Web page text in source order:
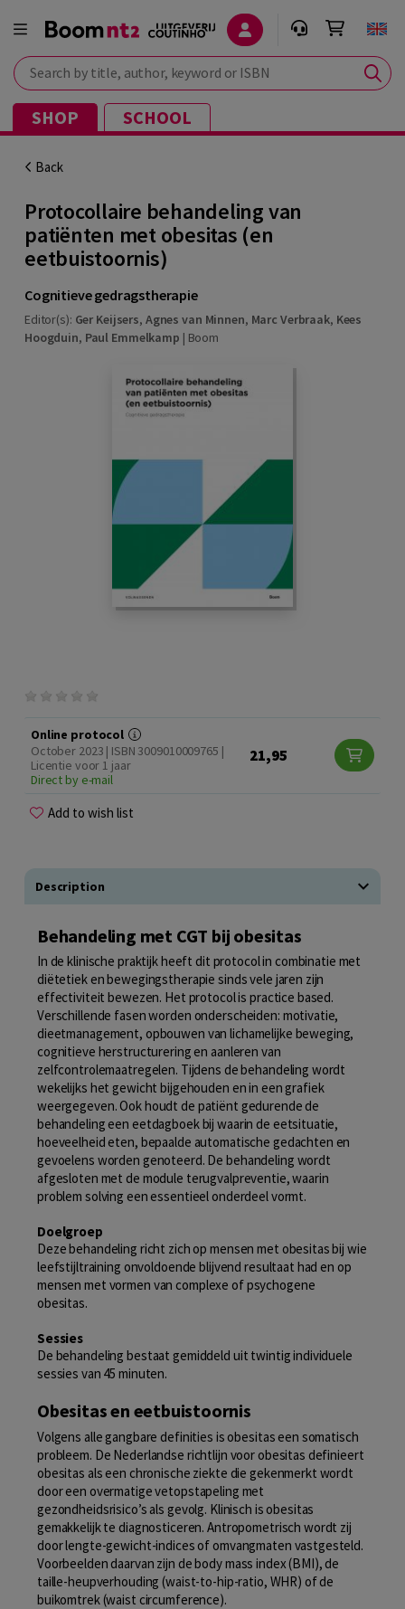
Search by title, author, keyword or ISBN
SHOP SCHOOL
Back
Protocollaire behandeling van
patiënten met obesitas (en
eetbuistoornis)
Cognitieve gedragstherapie
Editor(s): Ger Keijsers, Agnes van Minnen, Marc Verbraak, Kees
Hoogduin, Paul Emmelkamp | Boom
Online protocol
October 2023 | ISBN 3009010009765 |
Licentie voor 1 jaar
Direct by e-mail
21,95
Add to wish list
Description
Behandeling met CGT bij obesitas
In de klinische praktijk heeft dit protocol in combinatie met
diëtetiek en bewegingstherapie sinds vele jaren zijn
effectiviteit bewezen. Het protocol is practice based.
Verschillende fasen worden onderscheiden: motivatie,
dieetmanagement, opbouwen van lichamelijke beweging,
cognitieve herstructurering en aanleren van
zelfcontrolemaatregelen. Tijdens de behandeling wordt
wekelijks het gewicht bijgehouden en in een grafiek
weergegeven. Ook houdt de patiënt gedurende de
behandeling een eetdagboek bij waarin de eetsituatie,
hoeveelheid eten, bepaalde automatische gedachten en
gevoelens worden genoteerd. De behandeling wordt
afgesloten met de module terugvalpreventie, waarin
problem solving een essentieel onderdeel vormt.
Doelgroep
Deze behandeling richt zich op mensen met obesitas bij wie
leefstijltraining onvoldoende blijvend resultaat had en op
mensen met vormen van complexe of psychogene
obesitas.
Sessies
De behandeling bestaat gemiddeld uit twintig individuele
sessies van 45 minuten.
Obesitas en eetbuistoornis
Volgens alle gangbare definities is obesitas een somatisch
probleem. De Nederlandse richtlijn voor obesitas definieert
obesitas als een chronische ziekte die gekenmerkt wordt
door een overmatige vetopstapeling met
gezondheidsrisico’s als gevolg. Klinisch is obesitas
gemakkelijk te diagnosticeren. Antropometrisch wordt zij
door lengte-gewicht-indices of omvangmaten vastgesteld.
Voorbeelden daarvan zijn de body mass index (BMI), de
taille-heupverhouding (waist-to-hip-ratio, WHR) of de
buikomtrek (waist circumference).